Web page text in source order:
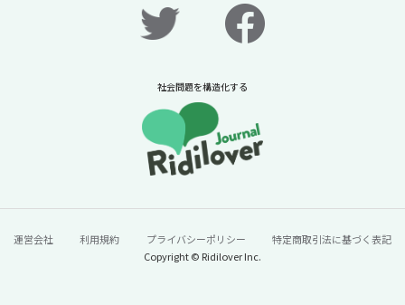
社会問題を構造化する
運営会社 利用規約 プライバシーポリシー
特定商取引法に基づく表記
Copyright © Ridilover Inc.